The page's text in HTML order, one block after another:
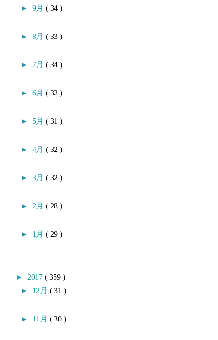
►9月( 34 )
►8月( 33 )
► 7月( 34 )
►6月( 32 )
► 5月( 31 )
►4月( 32 )
►3月( 32 )
► 2月( 28 )
► 1月( 29 )
► 2017( 359 )
► 12月( 31 )
► 11月( 30 )